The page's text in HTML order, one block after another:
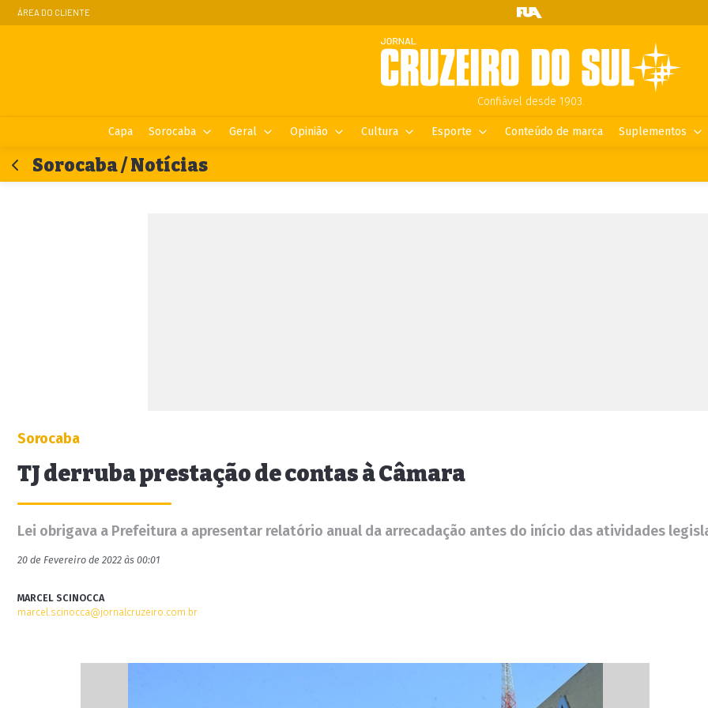
ÁREA DO CLIENTE
Confiável desde 1903.
Capa Sorocaba Geral Opinião Cultura Esporte Conteúdo de marca Suplementos
Sorocaba / Notícias
Sorocaba
TJ derruba prestação de contas à Câmara
Lei obrigava a Prefeitura a apresentar relatório anual da arrecadação antes do início das atividades
20 de Fevereiro de 2022 às 00:01
MARCEL SCINOCCA
marcel.scinocca@jornalcruzeiro.com.br